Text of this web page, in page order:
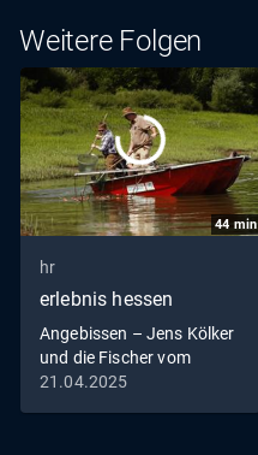
Weitere Folgen
44 min
hr
erlebnis hessen
Angebissen – Jens Kölker
und die Fischer vom
Edersee
21.04.2025